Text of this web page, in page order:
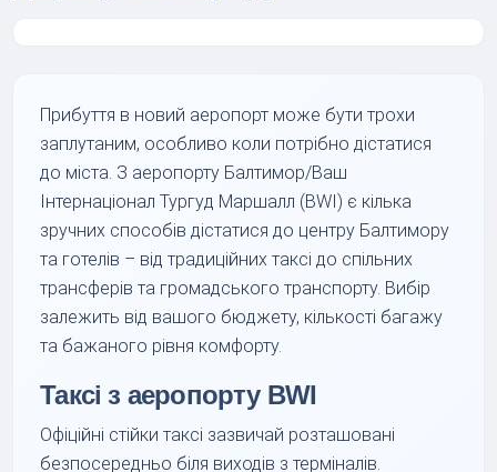
Прибуття в новий аеропорт може бути трохи
заплутаним, особливо коли потрібно дістатися
до міста. З аеропорту Балтимор/Ваш
Інтернаціонал Тургуд Маршалл (BWI) є кілька
зручних способів дістатися до центру Балтимору
та готелів – від традиційних таксі до спільних
трансферів та громадського транспорту. Вибір
залежить від вашого бюджету, кількості багажу
та бажаного рівня комфорту.
Таксі з аеропорту BWI
Офіційні стійки таксі зазвичай розташовані
безпосередньо біля виходів з терміналів.